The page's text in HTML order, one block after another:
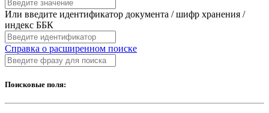
Или введите идентификатор документа / шифр хранения /
индекс ББК
Справка о расширенном поиске
Поисковые поля: